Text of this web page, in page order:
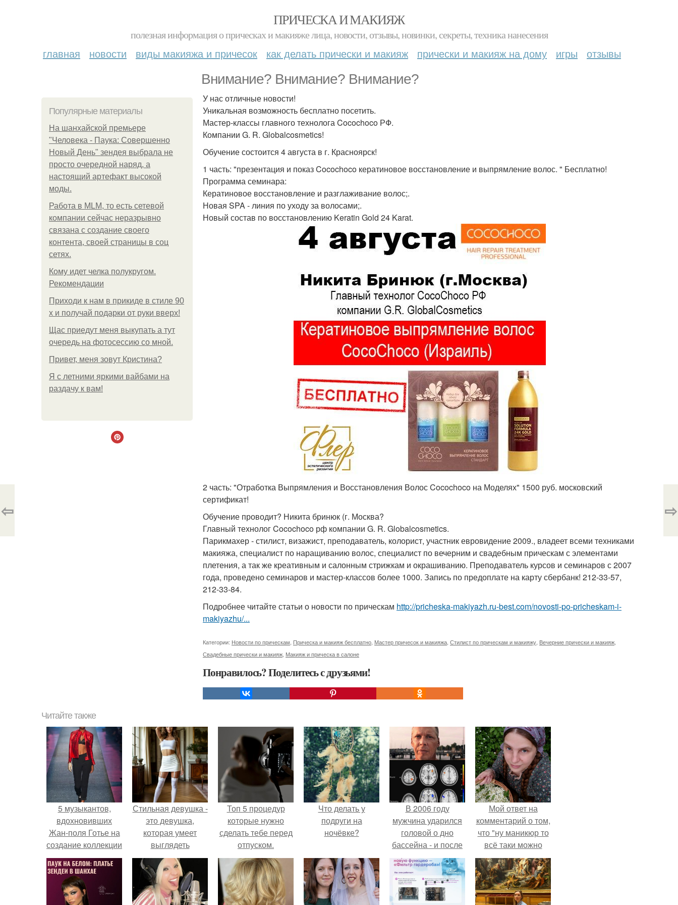
ПРИЧЕСКА И МАКИЯЖ
полезная информация о прическах и макияже лица, новости, отзывы, новинки, секреты, техника нанесения
главная новости виды макияжа и причесок как делать прически и макияж прически и макияж на дому игры отзывы
Внимание? Внимание? Внимание?
Популярные материалы
На шанхайской премьере
"Человека - Паука: Совершенно
Новый День" зендея выбрала не
просто очередной наряд, а
настоящий артефакт высокой
моды.
Работа в MLM, то есть сетевой
компании сейчас неразрывно
связана с создание своего
контента, своей страницы в соц
сетях.
Кому идет челка полукругом.
Рекомендации
Приходи к нам в прикиде в стиле 90
х и получай подарки от руки вверх!
Щас приедут меня выкупать а тут
очередь на фотосессию со мной.
Привет, меня зовут Кристина?
Я с летними яркими вайбами на
раздачу к вам!
У нас отличные новости!
Уникальная возможность бесплатно посетить.
Мастер-классы главного технолога Cocochoco РФ.
Компании G. R. Globalcosmetics!
Обучение состоится 4 августа в г. Красноярск!
1 часть: "презентация и показ Cocochoco кератиновое восстановление и выпрямление волос. " Бесплатно!
Программа семинара:
Кератиновое восстановление и разглаживание волос;.
Новая SPA - линия по уходу за волосами;.
Новый состав по восстановлению Keratin Gold 24 Karat.
2 часть: "Отработка Выпрямления и Восстановления Волос Cocochoco на Моделях" 1500 руб. московский
сертификат!
Обучение проводит? Никита бринюк (г. Москва?
Главный технолог Cocochoco рф компании G. R. Globalcosmetics.
Парикмахер - стилист, визажист, преподаватель, колорист, участник евровидение 2009., владеет всеми техниками
макияжа, специалист по наращиванию волос, специалист по вечерним и свадебным прическам с элементами
плетения, а так же креативным и салонным стрижкам и окрашиванию. Преподаватель курсов и семинаров с 2007
года, проведено семинаров и мастер-классов более 1000. Запись по предоплате на карту сбербанк! 212-33-57,
212-33-84.
Подробнее читайте статьи о новости по прическам http://pricheska-makiyazh.ru-best.com/novosti-po-pricheskam-i-
makiyazhu/...
Категории: Новости по прическам Прическа и макияж бесплатно Мастер причесок и макияжа Стилист по прическам и макияжу Вечерние прически и макияж
Свадебные прически и макияж Макияж и прическа в салоне
Понравилось? Поделитесь с друзьями!
⇦ ⇨
Читайте также
5 музыкантов,
вдохновивших
Жан-поля Готье на
создание коллекции
весна - лето 2013.
Стильная девушка -
это девушка,
которая умеет
выглядеть
привлекательно и
элегантно в любои
ситуации.
Топ 5 процедур
которые нужно
сделать тебе перед
отпуском.
Что делать у
подруги на
ночёвке?
В 2006 году
мужчина ударился
головой о дно
бассейна - и после
этого его жизнь
изменилась самым
странным образом.
Мой ответ на
комментарий о том,
что "ну маникюр то
всё таки можно
было бы сделать.